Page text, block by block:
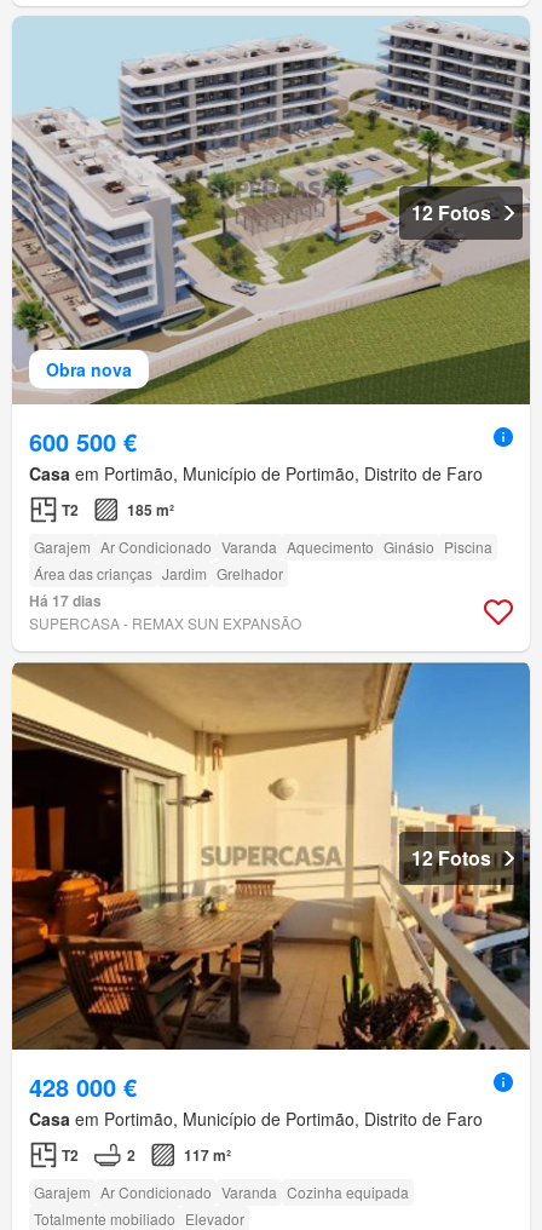
Obra nova
12 Fotos
600 500 €
Casa em Portimão, Município de Portimão, Distrito de Faro
T2 185 m²
Garajem Ar Condicionado Varanda Aquecimento Ginásio Piscina
Área das crianças Jardim Grelhador
Há 17 dias
SUPERCASA - REMAX SUN EXPANSÃO
12 Fotos
428 000 €
Casa em Portimão, Município de Portimão, Distrito de Faro
T2 2 117 m²
Garajem Ar Condicionado Varanda Cozinha equipada
Totalmente mobiliado Elevador